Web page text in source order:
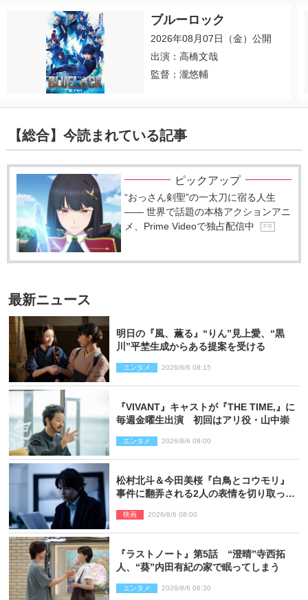
ブルーロック
2026年08月07日（金）公開
出演：高橋文哉
監督：瀧悠輔
【総合】今読まれている記事
ピックアップ
“おっさん剣聖”の一太刀に宿る人生
―― 世界で話題の本格アクションアニ
メ、Prime Videoで独占配信中
P R
最新ニュース
明日の『風、薫る』“りん”見上愛、“黒
川”平埜生成からある提案を受ける
エンタメ 2026/8/6 08:15
『VIVANT』キャストが『THE TIME,』に
毎週金曜生出演 初回はアリ役・山中崇
エンタメ 2026/8/6 08:00
松村北斗＆今田美桜『白鳥とコウモリ』
事件に翻弄される2人の表情を切り取った
映画 2026/8/6 08:00
『ラストノート』第5話 “澄晴”寺西拓
人、“葵”内田有紀の家で眠ってしまう
エンタメ 2026/8/6 06:30